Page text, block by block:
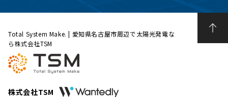
Total System Make. | 愛知県名古屋市周辺で太陽光発電な
ら株式会社TSM
株式会社TSM